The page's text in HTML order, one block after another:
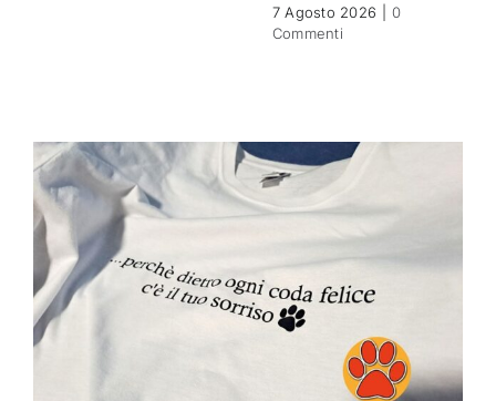
7 Agosto 2026
0
Commenti